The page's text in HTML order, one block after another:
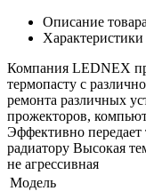
Описание товара
Характеристики
Компания LEDNEX
термопасту с
ремонта различных
прожекторов,
Эффективно передает
радиатору Высокая
не агрессивная
Модель